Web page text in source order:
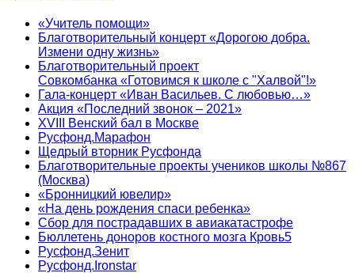
«Учитель помощи»
Благотворительный концерт «Дорогою добра.
Измени одну жизнь»
Благотворительный проект
Совкомбанка «Готовимся к школе с "Халвой"!»
Гала-концерт «Иван Васильев. С любовью…»
Акция «Последний звонок – 2021»
XVIII Венский бал в Москве
Русфонд.Марафон
Щедрый вторник Русфонда
Благотворительные проекты учеников школы №867
(Москва)
«Бронницкий ювелир»
«На день рождения спаси ребенка»
Сбор для пострадавших в авиакатастрофе
Бюллетень доноров костного мозга Кровь5
Русфонд.Зенит
Русфонд.Ironstar